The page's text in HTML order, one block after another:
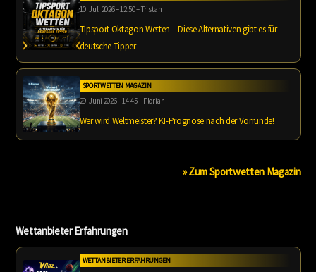
10. Juli 2026 – 12:50 – Tristan
Tipsport Oktagon Wetten – Diese Alternativen gibt es für
deutsche Tipper
SPORTWETTEN MAGAZIN
29. Juni 2026 – 14:45 – Florian
Wer wird Weltmeister? KI-Prognose nach der Vorrunde!
» Zum Sportwetten Magazin
Wettanbieter Erfahrungen
WETTANBIETER ERFAHRUNGEN